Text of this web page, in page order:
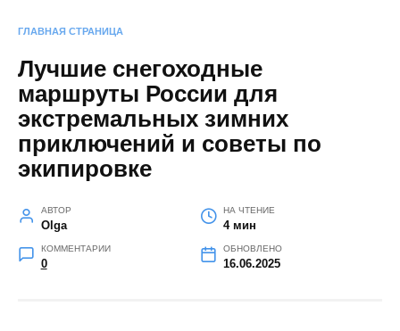
ГЛАВНАЯ СТРАНИЦА
Лучшие снегоходные
маршруты России для
экстремальных зимних
приключений и советы по
экипировке
АВТОР
Olga
НА ЧТЕНИЕ
4 мин
КОММЕНТАРИИ
0
ОБНОВЛЕНО
16.06.2025